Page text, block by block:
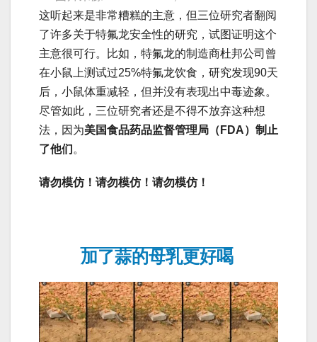
这听起来是非常糟糕的主意，但三位研究者翻阅
了许多关于特氟龙安全性的研究，试图证明这个
主意很可行。比如，特氟龙的制造商杜邦公司曾
在小鼠上测试过25%特氟龙饮食，研究发现90天
后，小鼠体重减轻，但并没有表现出中毒迹象。
尽管如此，三位研究者还是不得不放弃这种想
法，因为美国食品药品监督管理局（FDA）制止
了他们 。
请勿模仿！请勿模仿！请勿模仿！
加了蒜的母乳更好喝